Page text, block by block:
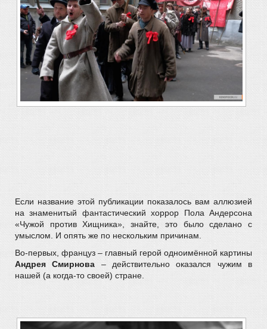
Если название этой публикации показалось вам аллюзией
на знаменитый фантастический хоррор Пола Андерсона
«Чужой против Хищника», знайте, это было сделано с
умыслом. И опять же по нескольким причинам.
Во-первых, француз – главный герой одноимённой картины
Андрея Смирнова – действительно оказался чужим в
нашей (а когда-то своей) стране.